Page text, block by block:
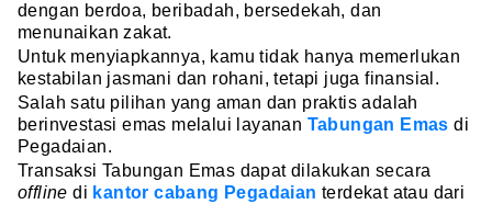
dengan berdoa, beribadah, bersedekah, dan
menunaikan zakat.
Untuk menyiapkannya, kamu tidak hanya memerlukan
kestabilan jasmani dan rohani, tetapi juga finansial.
Salah satu pilihan yang aman dan praktis adalah
berinvestasi emas melalui layanan Tabungan Emas di
Pegadaian.
Transaksi Tabungan Emas dapat dilakukan secara
offlinedi kantor cabang Pegadaian terdekat atau dari